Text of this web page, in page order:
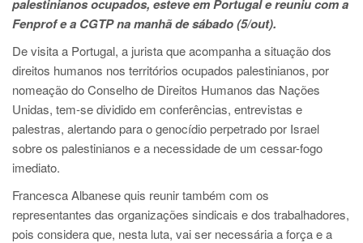
palestinianos ocupados, esteve em Portugal e reuniu com a
Fenprof e a CGTP na manhã de sábado (5/out).
De visita a Portugal, a jurista que acompanha a situação dos
direitos humanos nos territórios ocupados palestinianos, por
nomeação do Conselho de Direitos Humanos das Nações
Unidas, tem-se dividido em conferências, entrevistas e
palestras, alertando para o genocídio perpetrado por Israel
sobre os palestinianos e a necessidade de um cessar-fogo
imediato.
Francesca Albanese quis reunir também com os
representantes das organizações sindicais e dos trabalhadores,
pois considera que, nesta luta, vai ser necessária a força e a